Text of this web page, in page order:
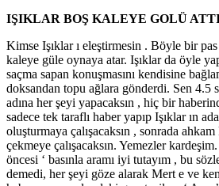
IŞIKLAR BOŞ KALEYE GOLÜ
Kimse Işıklar ı eleştirmesin . Böyle bir
kaleye güle oynaya atar. Işıklar da öyle
saçma sapan konuşmasını kendisine
doksandan topu ağlara gönderdi. Sen 4.5
adına her şeyi yapacaksın , hiç bir
sadece tek taraflı haber yapıp Işıklar ın
oluşturmaya çalışacaksın , sonrada
çekmeye çalışacaksın. Yemezler
öncesi ‘ basınla aramı iyi tutayım , bu
demedi, her şeyi göze alarak Mert e ve